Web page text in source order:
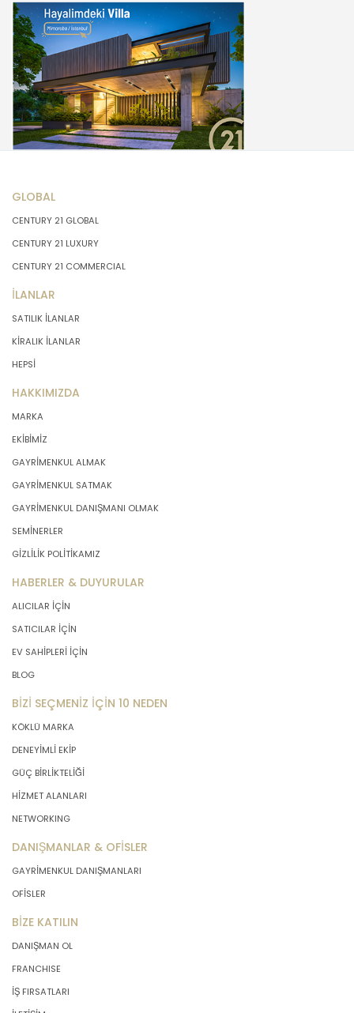
GLOBAL
CENTURY 21 GLOBAL
CENTURY 21 LUXURY
CENTURY 21 COMMERCIAL
İLANLAR
SATILIK İLANLAR
KİRALIK İLANLAR
HEPSİ
HAKKIMIZDA
MARKA
EKİBİMİZ
GAYRİMENKUL ALMAK
GAYRİMENKUL SATMAK
GAYRİMENKUL DANIŞMANI OLMAK
SEMİNERLER
GİZLİLİK POLİTİKAMIZ
HABERLER & DUYURULAR
ALICILAR İÇİN
SATICILAR İÇİN
EV SAHİPLERİ İÇİN
BLOG
BİZİ SEÇMENİZ İÇİN 10 NEDEN
KÖKLÜ MARKA
DENEYİMLİ EKİP
GÜÇ BİRLİKTELİĞİ
HİZMET ALANLARI
NETWORKING
DANIŞMANLAR & OFİSLER
GAYRİMENKUL DANIŞMANLARI
OFİSLER
BİZE KATILIN
DANIŞMAN OL
FRANCHISE
İŞ FIRSATLARI